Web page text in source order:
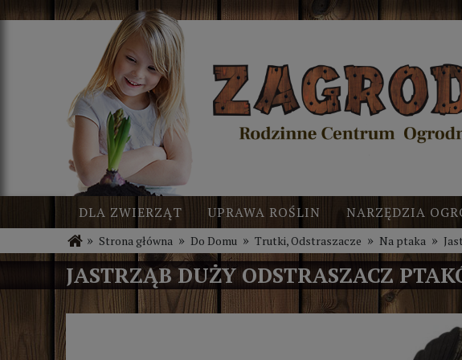
DLA ZWIERZĄT UPRAWA ROŚLIN NARZĘDZIA
BLOG
NOWOŚCI
» Strona główna » Do Domu » Trutki, Odstraszacze » Na ptaka »
JASTRZĄB DUŻY ODSTRASZACZ